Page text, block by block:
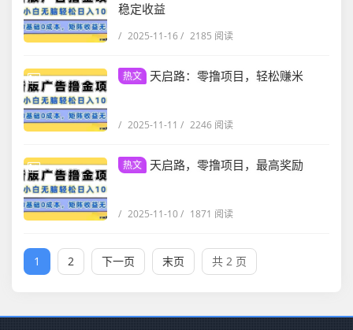
稳定收益
/ 2025-11-16/ 2185 阅读
热文 天启路：零撸项目，轻松赚米
/ 2025-11-11 / 2246 阅读
热文 天启路，零撸项目，最高奖励
/ 2025-11-10/ 1871 阅读
1 2 下一页 末页 共 2 页